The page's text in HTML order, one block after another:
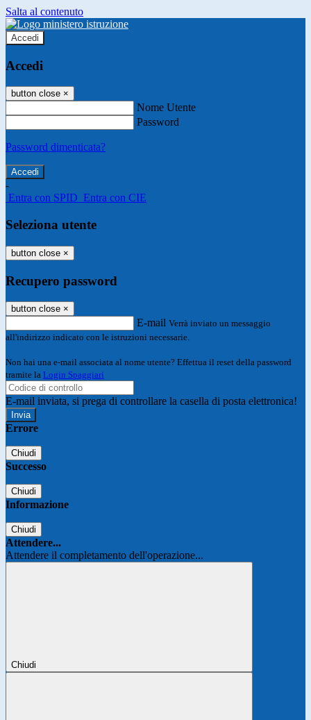
Salta al contenuto
Accedi
Accedi
button close ×
Nome Utente
Password
Password dimenticata?
-
Entra con SPID Entra con CIE
Seleziona utente
button close ×
Recupero password
button close ×
E-mail Verrà inviato un messaggio
all'indirizzo indicato con le istruzioni necessarie.
Non hai una e-mail associata al nome utente? Effettua il reset della password
tramite la Login Spaggiari
E-mail inviata, si prega di controllare la casella di posta elettronica!
Errore
Chiudi
Successo
Chiudi
Informazione
Chiudi
Attendere...
Attendere il completamento dell'operazione...
Chiudi